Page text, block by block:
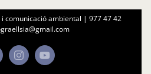
comunicació ambiental | 977 47 42
InstagramYouTube